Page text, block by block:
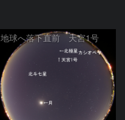
地球へ落下直前 天宮1号